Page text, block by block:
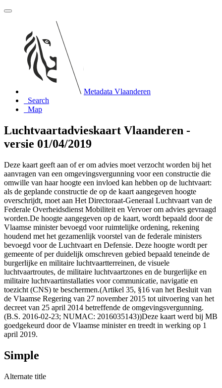
Metadata Vlaanderen
Search
Map
Luchtvaartadvieskaart Vlaanderen -
versie 01/04/2019
Deze kaart geeft aan of er om advies moet verzocht worden bij het
aanvragen van een omgevingsvergunning voor een constructie die
omwille van haar hoogte een invloed kan hebben op de luchtvaart:
als de geplande constructie de op de kaart aangegeven hoogte
overschrijdt, moet aan Het Directoraat-Generaal Luchtvaart van de
Federale Overheidsdienst Mobiliteit en Vervoer om advies gevraagd
worden.De hoogte aangegeven op de kaart, wordt bepaald door de
Vlaamse minister bevoegd voor ruimtelijke ordening, rekening
houdend met het gezamenlijk voorstel van de federale ministers
bevoegd voor de Luchtvaart en Defensie. Deze hoogte wordt per
gemeente of per duidelijk omschreven gebied bepaald teneinde de
burgerlijke en militaire luchtvaartterreinen, de visuele
luchtvaartroutes, de militaire luchtvaartzones en de burgerlijke en
militaire luchtvaartinstallaties voor communicatie, navigatie en
toezicht (CNS) te beschermen.(Artikel 35, §16 van het Besluit van
de Vlaamse Regering van 27 november 2015 tot uitvoering van het
decreet van 25 april 2014 betreffende de omgevingsvergunning.
(B.S. 2016-02-23; NUMAC: 2016035143))Deze kaart werd bij MB
goedgekeurd door de Vlaamse minister en treedt in werking op 1
april 2019.
Simple
Alternate title